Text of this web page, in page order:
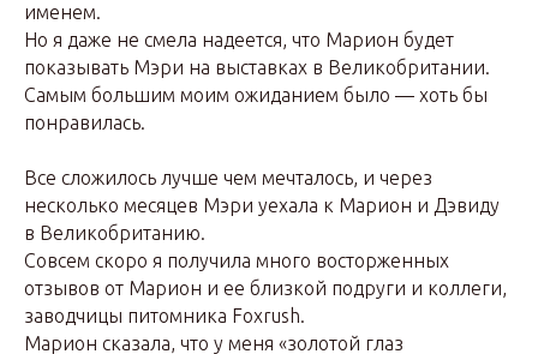
именем.
Но я даже не смела надеется, что Марион будет
показывать Мэри на выставках в Великобритании.
Самым большим моим ожиданием было — хоть бы
понравилась.
Все сложилось лучше чем мечталось, и через
несколько месяцев Мэри уехала к Марион и Дэвиду
в Великобританию.
Совсем скоро я получила много восторженных
отзывов от Марион и ее близкой подруги и коллеги,
заводчицы питомника Foxrush.
Марион сказала, что у меня «золотой глаз